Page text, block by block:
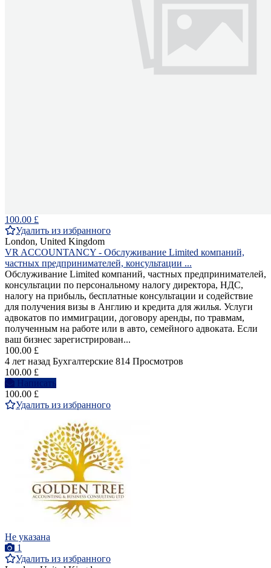
100.00 £
Удалить из избранного
London, United Kingdom
VR ACCOUNTANCY - Обслуживание Limited компаний,
частных предпринимателей, консультации ...
Обслуживание Limited компаний, частных предпринимателей,
консультации по персональному налогу директора, НДС,
налогу на прибыль, бесплатные консультации и содействие
для получения визы в Англию и кредита для жилья. Услуги
адвокатов по иммиграции, договору аренды, по травмам,
полученным на работе или в авто, семейного адвоката. Если
ваш бизнес зарегистрирован...
100.00 £
4 лет назад Бухгалтерские 814 Просмотров
100.00 £
Написать
100.00 £
Удалить из избранного
Не указана
1
Удалить из избранного